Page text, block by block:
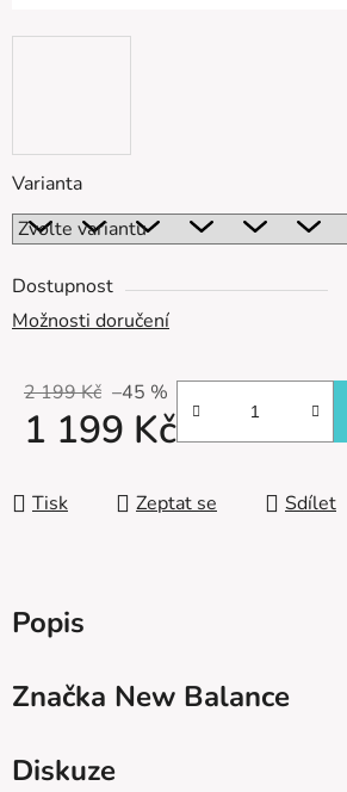
Varianta
Dostupnost
Možnosti doručení
2 199 Kč –45 %
1 199 Kč
Tisk Zeptat se Sdílet
Popis
Značka New Balance
Diskuze